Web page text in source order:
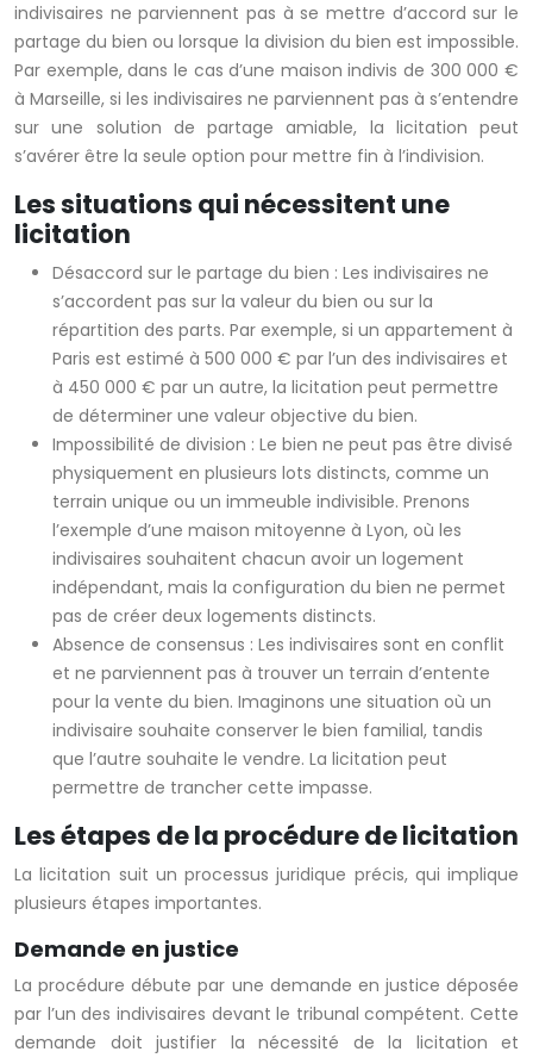
indivisaires ne parviennent pas à se mettre d’accord sur le
partage du bien ou lorsque la division du bien est impossible.
Par exemple, dans le cas d’une maison indivis de 300 000 €
à Marseille, si les indivisaires ne parviennent pas à s’entendre
sur une solution de partage amiable, la licitation peut
s’avérer être la seule option pour mettre fin à l’indivision.
Les situations qui nécessitent une
licitation
Désaccord sur le partage du bien : Les indivisaires ne
s’accordent pas sur la valeur du bien ou sur la
répartition des parts. Par exemple, si un appartement à
Paris est estimé à 500 000 € par l’un des indivisaires et
à 450 000 € par un autre, la licitation peut permettre
de déterminer une valeur objective du bien.
Impossibilité de division : Le bien ne peut pas être divisé
physiquement en plusieurs lots distincts, comme un
terrain unique ou un immeuble indivisible. Prenons
l’exemple d’une maison mitoyenne à Lyon, où les
indivisaires souhaitent chacun avoir un logement
indépendant, mais la configuration du bien ne permet
pas de créer deux logements distincts.
Absence de consensus : Les indivisaires sont en conflit
et ne parviennent pas à trouver un terrain d’entente
pour la vente du bien. Imaginons une situation où un
indivisaire souhaite conserver le bien familial, tandis
que l’autre souhaite le vendre. La licitation peut
permettre de trancher cette impasse.
Les étapes de la procédure de licitation
La licitation suit un processus juridique précis, qui implique
plusieurs étapes importantes.
Demande en justice
La procédure débute par une demande en justice déposée
par l’un des indivisaires devant le tribunal compétent. Cette
demande doit justifier la nécessité de la licitation et